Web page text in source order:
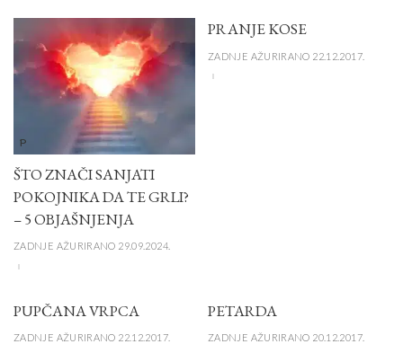
P
ŠTO ZNAČI SANJATI
POKOJNIKA DA TE GRLI?
– 5 OBJAŠNJENJA
ZADNJE AŽURIRANO 29.09.2024.
PRANJE KOSE
ZADNJE AŽURIRANO 22.12.2017.
PUPČANA VRPCA
ZADNJE AŽURIRANO 22.12.2017.
PETARDA
ZADNJE AŽURIRANO 20.12.2017.